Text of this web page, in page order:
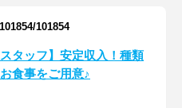
101854
スタッフ】安定収入！種類
食事をご用意♪